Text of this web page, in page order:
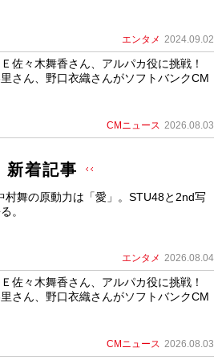
エンタメ 2024.09.02
佐々木舞香さん、アルパカ役に挑戦！
さん、野口衣織さんがソフトバンクCM
CMニュース 2026.08.03
新着記事
村舞の原動力は「愛」。STU48と2nd写
。
エンタメ 2026.08.04
佐々木舞香さん、アルパカ役に挑戦！
さん、野口衣織さんがソフトバンクCM
CMニュース 2026.08.03